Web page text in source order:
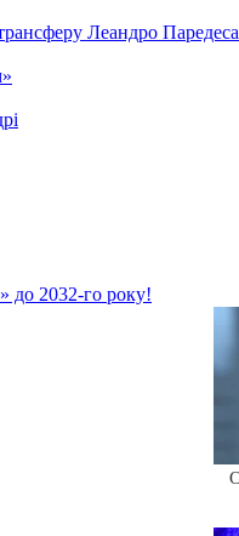
Леандро Паредеса
до 2032-го року!